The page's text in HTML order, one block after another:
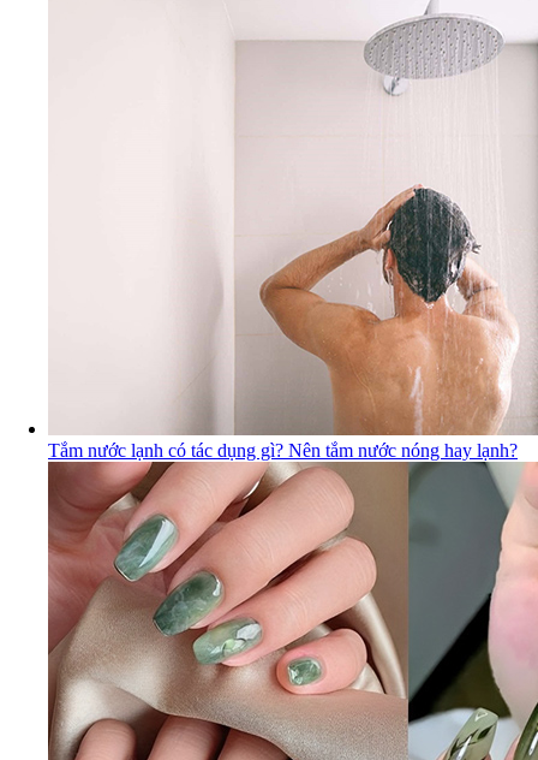
Tắm nước lạnh có tác dụng gì? Nên tắm nước nóng hay lạnh?